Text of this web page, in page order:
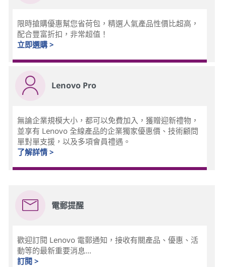
限時搶購優惠幫您省荷包，精選人氣產品性價比超高，
配合豐富折扣，非常超值！
立即選購 >
Lenovo Pro
無論企業規模大小，都可以免費加入，獲贈迎新禮物，
並享有 Lenovo 全線產品的企業獨家優惠價、技術顧問
單對單支援，以及多項會員禮遇。
了解詳情 >
電郵提醒
歡迎訂閱 Lenovo 電郵通知，接收有關產品、優惠、活
動等的最新重要消息...
訂閱 >